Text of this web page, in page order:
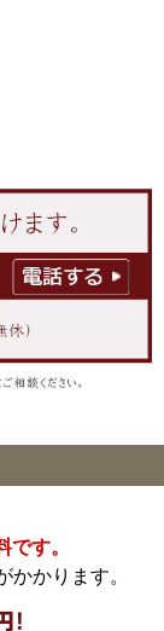
す。
かります。